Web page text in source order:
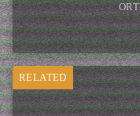
RELATED